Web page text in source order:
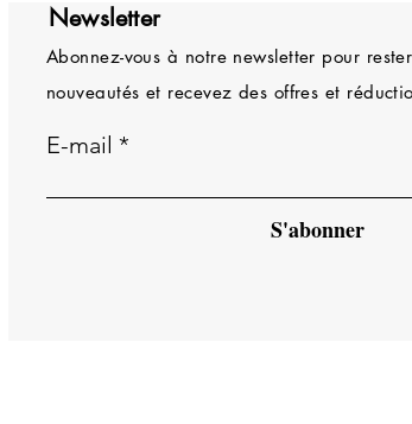
Newsletter
Abonnez-vous à notre newsletter pour
nouveautés et recevez des offres et
E-mail
S'abonner